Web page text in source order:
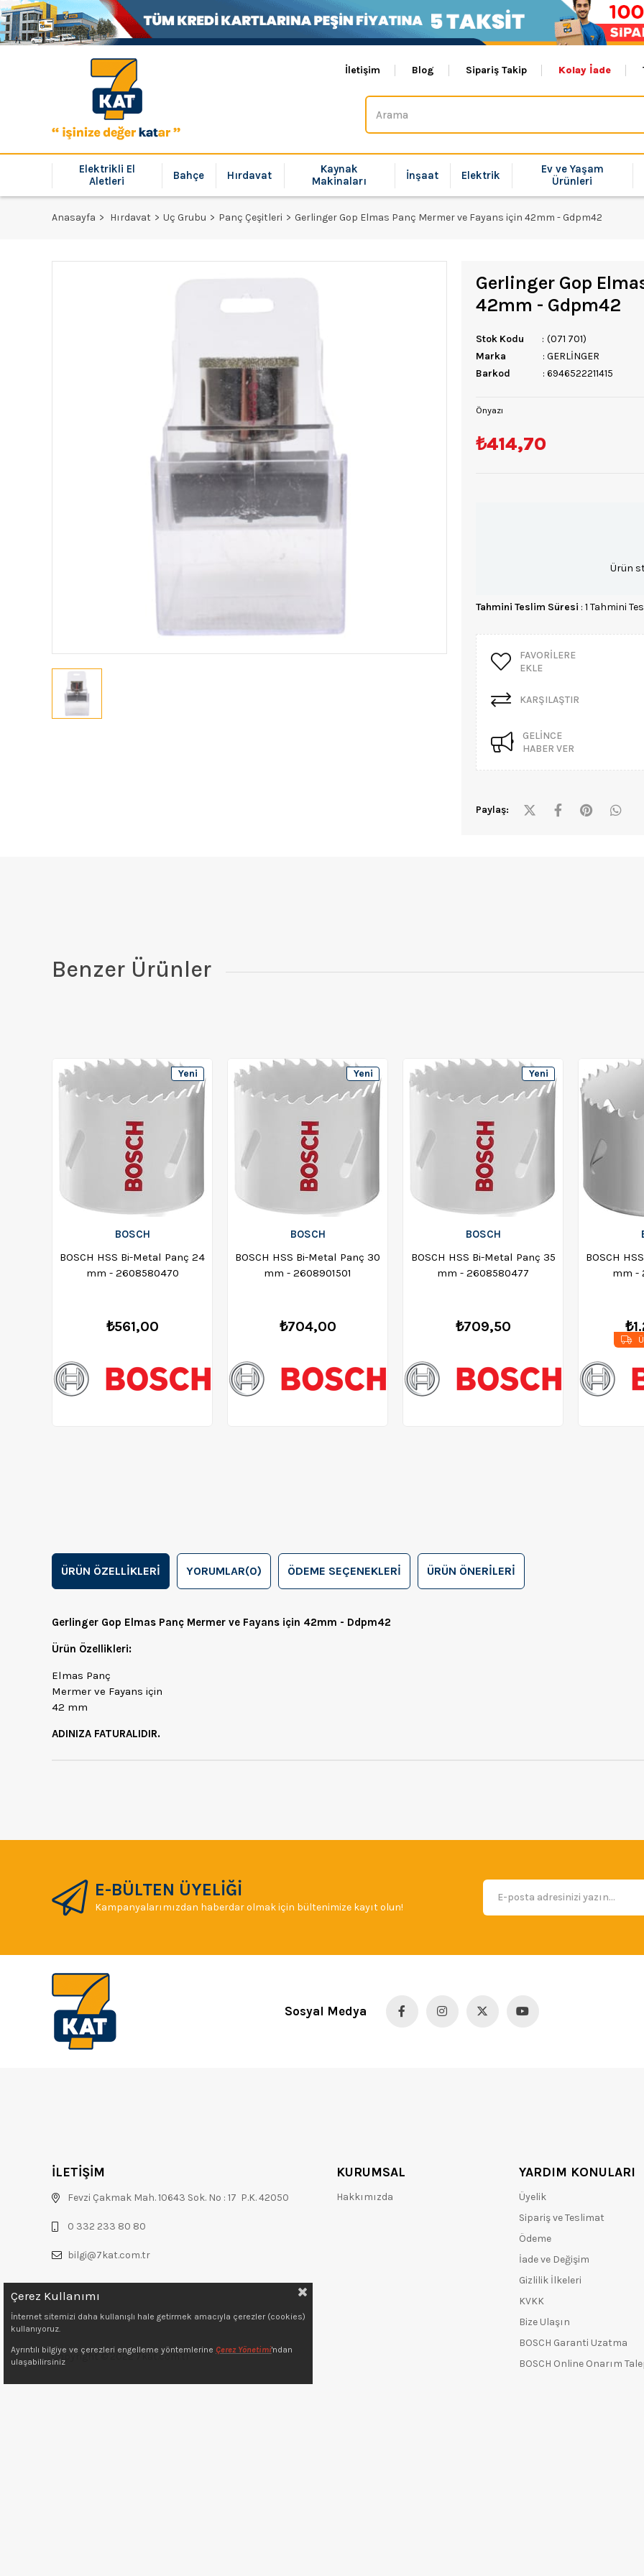
İletişim Blog Sipariş Takip Kolay İade
Elektrikli El
Aletleri
Bahçe Hırdavat
Kaynak
Makinaları
İnşaat Elektrik
Ev ve Yaşam
Ürünleri
Anasayfa Hırdavat Uç Grubu Panç Çeşitleri Gerlinger Gop Elmas Panç Mermer ve Fayans için 42mm - Gdpm42
Gerlinger Gop
42mm - Gdpm42
Stok Kodu
(071 701)
Marka
: GERLİNGER
Barkod
: 6946522211415
Önyazı
₺414,70
Ürün
Tahmini Teslim Süresi : 1 Tahmini
FAVORILERE
EKLE
KARŞILAŞTIR
GELINCE
HABER VER
Paylaş:
Benzer Ürünler
BOSCH
BOSCH HSS Bi-Metal Panç 24
mm - 2608580470
₺561,00
Yeni
Ürün
BOSCH
BOSCH HSS Bi-Metal Panç 30
mm - 2608901501
₺704,00
Yeni
Ürün
BOSCH
BOSCH HSS Bi-Metal Panç 35
mm - 2608580477
₺709,50
Yeni
Ürün
BOSCH
mm -
ÜRÜN ÖZELLIKLERI YORUMLAR(0) ÖDEME SEÇENEKLERI ÜRÜN ÖNERILERI
Gerlinger Gop Elmas Panç Mermer ve Fayans için 42mm - Ddpm42
Ürün Özellikleri:
Elmas Panç
Mermer ve Fayans için
42 mm
ADINIZA FATURALIDIR.
E-BÜLTEN ÜYELİĞİ
Kampanyalarımızdan haberdar olmak için bültenimize kayıt olun!
Sosyal Medya
İLETİŞİM
Fevzi Çakmak Mah. 10643 Sok. No : 17 P.K. 42050
0 332 233 80 80
bilgi@7kat.com.tr
Copyright © 2022 7kat.com.tr
KURUMSAL
Hakkımızda
YARDIM KONULARI
Üyelik
Sipariş ve Teslimat
Ödeme
İade ve Değişim
Gizlilik İlkeleri
KVKK
Bize Ulaşın
BOSCH Garanti Uzatma
BOSCH Online Onarım
Çerez Kullanımı
İnternet sitemizi daha kullanışlı hale getirmek amacıyla çerezler (cookies)
kullanıyoruz.
Ayrıntılı bilgiye ve çerezleri engelleme yöntemlerine Çerez Yönetimi'ndan
ulaşabilirsiniz